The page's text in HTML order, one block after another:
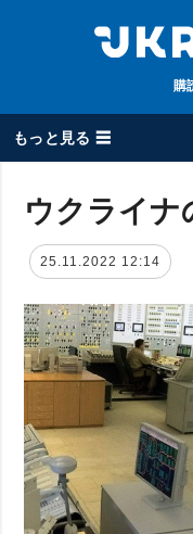
購
もっと見る ☰
全てのトピック
戦争
被占領地
政治
経済・復興
社会・文化
スポーツ
犯罪
ウクライナ
25.11.2022 12:14